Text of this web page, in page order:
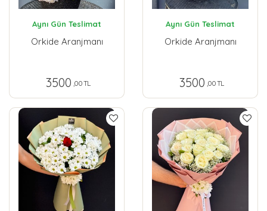
Aynı Gün Teslimat
Orkide Aranjmanı
3500 ,00 TL
Aynı Gün Teslimat
Orkide Aranjmanı
3500 ,00 TL